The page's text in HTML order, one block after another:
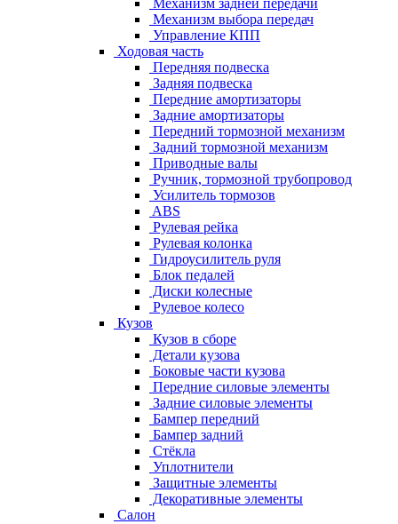
Механизм задней передачи
Механизм выбора передач
Управление КПП
Ходовая часть
Передняя подвеска
Задняя подвеска
Передние амортизаторы
Задние амортизаторы
Передний тормозной механизм
Задний тормозной механизм
Приводные валы
Ручник, тормозной трубопровод
Усилитель тормозов
ABS
Рулевая рейка
Рулевая колонка
Гидроусилитель руля
Блок педалей
Диски колесные
Рулевое колесо
Кузов
Кузов в сборе
Детали кузова
Боковые части кузова
Передние силовые элементы
Задние силовые элементы
Бампер передний
Бампер задний
Стёкла
Уплотнители
Защитные элементы
Декоративные элементы
Салон